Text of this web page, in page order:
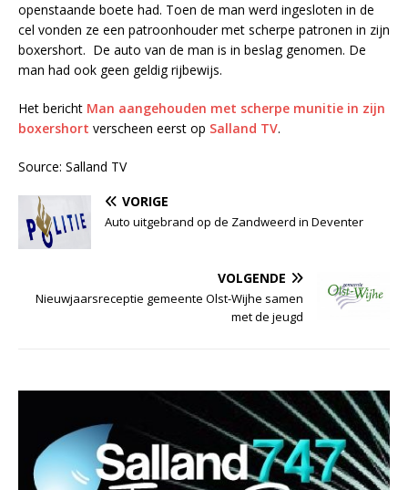
openstaande boete had. Toen de man werd ingesloten in de
cel vonden ze een patroonhouder met scherpe patronen in zijn
boxershort. De auto van de man is in beslag genomen. De
man had ook geen geldig rijbewijs.
Het bericht Man aangehouden met scherpe munitie in zijn
boxershort verscheen eerst op Salland TV.
Source: Salland TV
VORIGE
Auto uitgebrand op de Zandweerd in Deventer
VOLGENDE
Nieuwjaarsreceptie gemeente Olst-Wijhe samen
met de jeugd